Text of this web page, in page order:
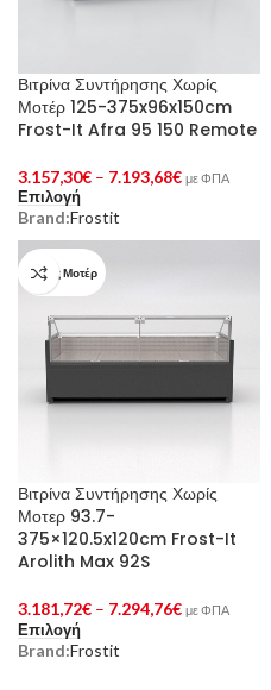
Βιτρίνα Συντήρησης Χωρίς
Μοτέρ 125-375x96x150cm
Frost-It Afra 95 150 Remote
3.157,30€ – 7.193,68€ με ΦΠΑ
Επιλογή
Brand:Frostit
Χωρίς Μοτέρ
Βιτρίνα Συντήρησης Χωρίς
Μοτερ 93.7-
375×120.5x120cm Frost-It
Arolith Max 92S
3.181,72€ – 7.294,76€ με ΦΠΑ
Επιλογή
Brand:Frostit